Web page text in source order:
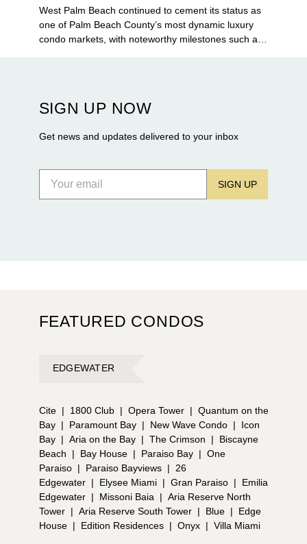
West Palm Beach continued to cement its status as
one of Palm Beach County’s most dynamic luxury
condo markets, with noteworthy milestones such as
Flagler Drive.
SIGN UP NOW
Get news and updates delivered to your inbox
SIGN UP
FEATURED CONDOS
EDGEWATER
Cite | 1800 Club | Opera Tower | Quantum on the
Bay | Paramount Bay | New Wave Condo |
Icon
Bay | Aria on the Bay | The Crimson |
Biscayne
Beach
| Bay House | Paraiso Bay | One
Paraiso | Paraiso Bayviews | 26
Edgewater | Elysee Miami | Gran Paraiso |
Emilia
Edgewater | Missoni Baia | Aria Reserve North
Tower | Aria Reserve South Tower | Blue |
Edge
House | Edition Residences | Onyx | Villa Miami